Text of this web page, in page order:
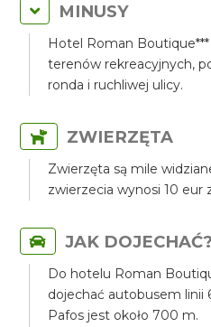
MINUSY
Hotel Roman
terenów rekreacyjnych,
ronda i ruchliwej ulicy.
ZWIERZĘTA
Zwierzęta są mile
zwierzecia wynosi 10 eur
JAK DOJECHAĆ?
Do hotelu Roman
dojechać autobusem linii
Pafos jest około 700 m.